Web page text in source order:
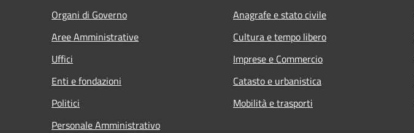
Organi di Governo
Aree Amministrative
Uffici
Enti e fondazioni
Politici
Personale Amministrativo
Anagrafe e stato civile
Cultura e tempo libero
Imprese e Commercio
Catasto e urbanistica
Mobilità e trasporti